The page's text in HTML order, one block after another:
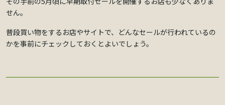
せん。
普段買い物をするお店やサイトで、どんなセールが行われているの
かを事前にチェックしておくとよいでしょう。